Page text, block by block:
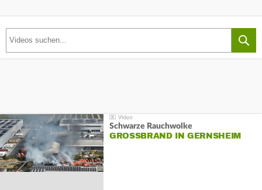
Schwarze Rauchwolke
GROSSBRAND IN GERNSHEIM